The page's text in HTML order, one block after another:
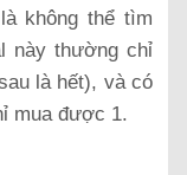
không thể tìm
này thường chỉ
là hết), và có
mua được 1.